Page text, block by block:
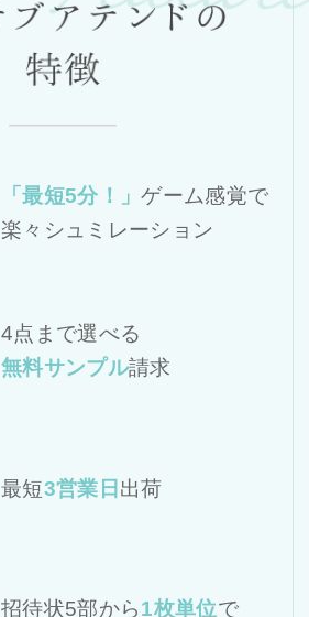
「最短5分！」ゲーム感覚で
楽々シュミレーション
4点まで選べる
無料サンプル請求
最短3営業日 出荷
招待状5部から1枚単位で